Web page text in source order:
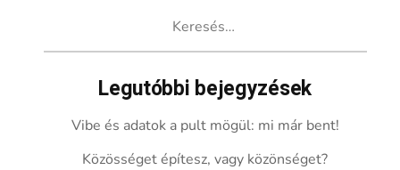
Legutóbbi bejegyzések
Vibe és adatok a pult mögül: mi már bent!
Közösséget építesz, vagy közönséget?